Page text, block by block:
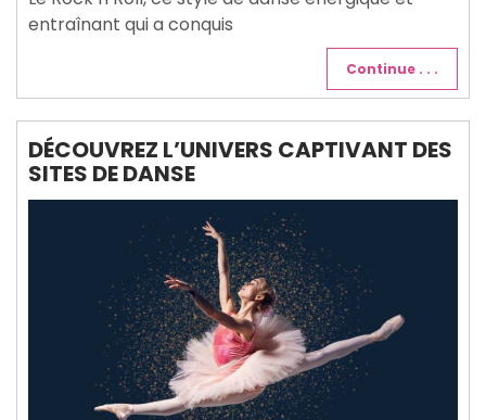
entraînant qui a conquis
Continue . . .
DÉCOUVREZ L’UNIVERS CAPTIVANT DES
SITES DE DANSE